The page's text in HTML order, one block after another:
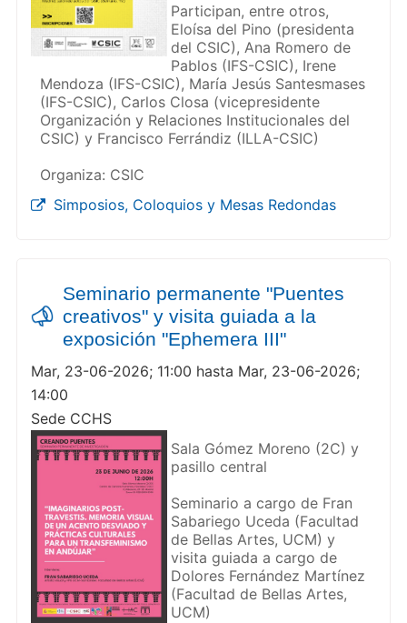
Participan, entre otros,
Eloísa del Pino (presidenta
del CSIC), Ana Romero de
Pablos (IFS-CSIC), Irene
Mendoza (IFS-CSIC), María Jesús Santesmases
(IFS-CSIC), Carlos Closa (vicepresidente
Organización y Relaciones Institucionales del
CSIC) y Francisco Ferrándiz (ILLA-CSIC)
Organiza: CSIC
Simposios, Coloquios y Mesas Redondas
Seminario permanente "Puentes
creativos" y visita guiada a la
exposición "Ephemera III"
Mar, 23-06-2026; 11:00 hasta Mar, 23-06-2026;
14:00
Sede CCHS
Sala Gómez Moreno (2C) y
pasillo central
Seminario a cargo de Fran
Sabariego Uceda (Facultad
de Bellas Artes, UCM) y
visita guiada a cargo de
Dolores Fernández Martínez
(Facultad de Bellas Artes,
UCM)